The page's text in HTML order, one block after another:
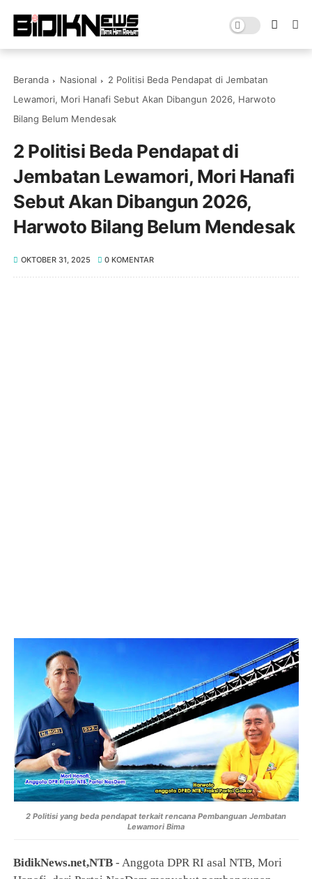
Beranda Nasional
2 Politisi Beda Pendapat di Jembatan
Lewamori, Mori Hanafi Sebut Akan Dibangun 2026, Harwoto
Bilang Belum Mendesak
2 Politisi Beda Pendapat di
Jembatan Lewamori, Mori Hanafi
Sebut Akan Dibangun 2026,
Harwoto Bilang Belum Mendesak
OKTOBER 31, 2025 0 KOMENTAR
2 Politisi yang beda pendapat terkait rencana Pembanguan Jembatan
Lewamori Bima
BidikNews.net,NTB- Anggota DPR RI asal NTB, Mori